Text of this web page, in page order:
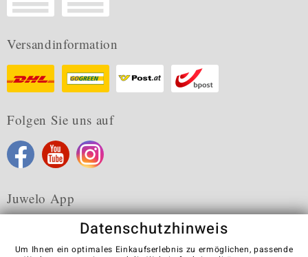
Versandinformation
Folgen Sie uns auf
Juwelo App
Datenschutzhinweis
Um Ihnen ein optimales Einkaufserlebnis zu ermöglichen, passende